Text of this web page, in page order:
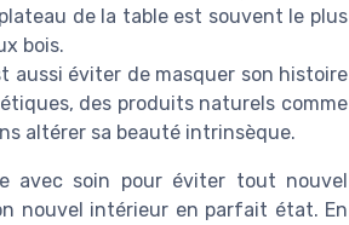
de la table est souvent le plus
bois.
aussi éviter de masquer son histoire
des produits naturels comme
altérer sa beauté intrinsèque.
avec soin pour éviter tout nouvel
nouvel intérieur en parfait état. En